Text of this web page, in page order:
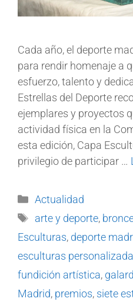
Cada año, el deporte
para rendir homenaje a
esfuerzo, talento y
Estrellas del Deporte
ejemplares y proyectos
actividad física en la
esta edición, Capa
privilegio de participar …
Actualidad
arte y deporte,
Esculturas, deporte
esculturas
fundición artística,
Madrid, premios, siete